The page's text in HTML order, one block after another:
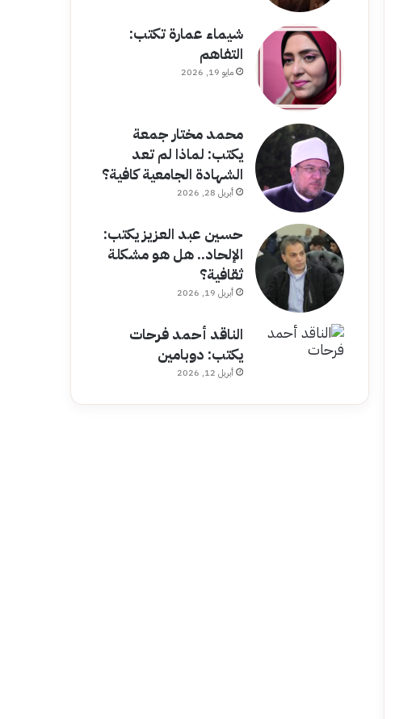
شيماء عمارة تكتب:
التفاهم
مايو 19, 2026
محمد مختار جمعة
يكتب: لماذا لم تعد
الشهادة الجامعية كافية؟
أبريل 28, 2026
حسين عبد العزيز يكتب:
الإلحاد.. هل هو مشكلة
ثقافية؟
أبريل 19, 2026
الناقد أحمد فرحات
يكتب: دوبامين
أبريل 12, 2026